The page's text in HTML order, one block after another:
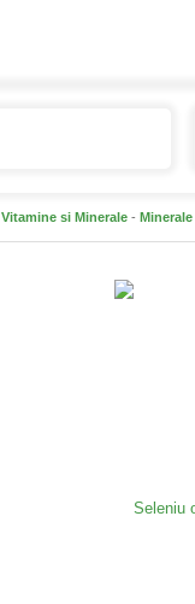
Vitamine si Minerale - Minerale